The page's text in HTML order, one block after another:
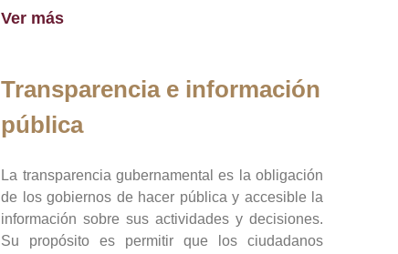
Ver más
Transparencia e información
pública
La transparencia gubernamental es la obligación
de los gobiernos de hacer pública y accesible la
información sobre sus actividades y decisiones.
Su propósito es permitir que los ciudadanos